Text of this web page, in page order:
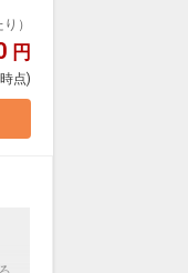
）
円
点)